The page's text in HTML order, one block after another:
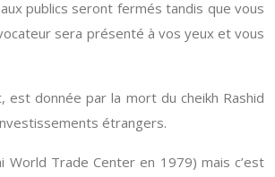
publics seront fermés tandis que vous
sera présenté à vos yeux et vous
donnée par la mort du cheikh Rashid
étrangers.
Trade Center en 1979) mais c’est